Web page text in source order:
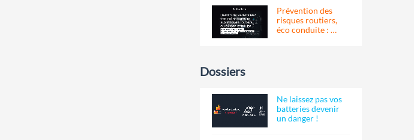
Prévention des
risques routiers,
éco conduite : …
Dossiers
Ne laissez pas vos
batteries devenir
un danger !